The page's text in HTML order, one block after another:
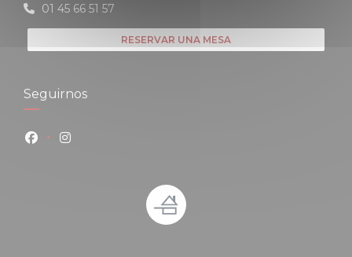
01 45 66 51 57
RESERVAR UNA MESA
Seguirnos
Facebook ((abre en una nueva ventana))
Instagram ((abre en una nueva ventana))